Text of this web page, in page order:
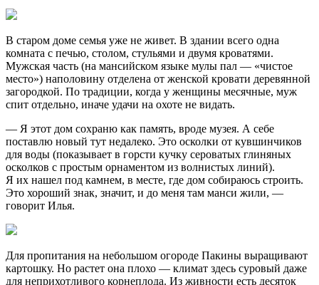
В старом доме семья уже не живет. В здании всего одна
комната с печью, столом, стульями и двумя кроватями.
Мужская часть (на мансийском языке мулы пал — «чистое
место») наполовину отделена от женской кровати деревянной
загородкой. По традиции, когда у женщины месячные, муж
спит отдельно, иначе удачи на охоте не видать.
— Я этот дом сохраню как память, вроде музея. А себе
поставлю новый тут недалеко. Это осколки от кувшинчиков
для воды (показывает в горсти кучку сероватых глиняных
осколков с простым орнаментом из волнистых линий).
Я их нашел под камнем, в месте, где дом собираюсь строить.
Это хороший знак, значит, и до меня там манси жили, —
говорит Илья.
Для пропитания на небольшом огороде Пакины выращивают
картошку. Но растет она плохо — климат здесь суровый даже
для неприхотливого корнеплода. Из живности есть десяток